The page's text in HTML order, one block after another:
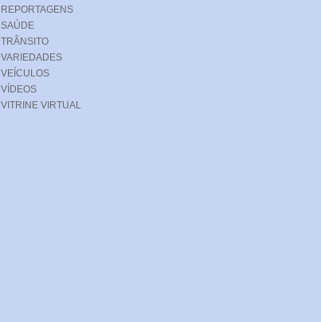
REPORTAGENS
SAÚDE
TRÂNSITO
VARIEDADES
VEÍCULOS
VÍDEOS
VITRINE VIRTUAL